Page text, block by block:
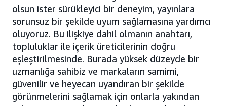
olsun ister sürükleyici bir deneyim, yayınlara
sorunsuz bir şekilde uyum sağlamasına yardımcı
oluyoruz. Bu ilişkiye dahil olmanın anahtarı,
topluluklar ile içerik üreticilerinin doğru
eşleştirilmesinde. Burada yüksek düzeyde bir
uzmanlığa sahibiz ve markaların samimi,
güvenilir ve heyecan uyandıran bir şekilde
görünmelerini sağlamak için onlarla yakından